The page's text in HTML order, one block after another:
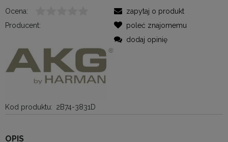
Ocena:
Producent:
Kod produktu: 2B74-3831D
zapytaj o produkt
poleć znajomemu
dodaj opinię
OPIS